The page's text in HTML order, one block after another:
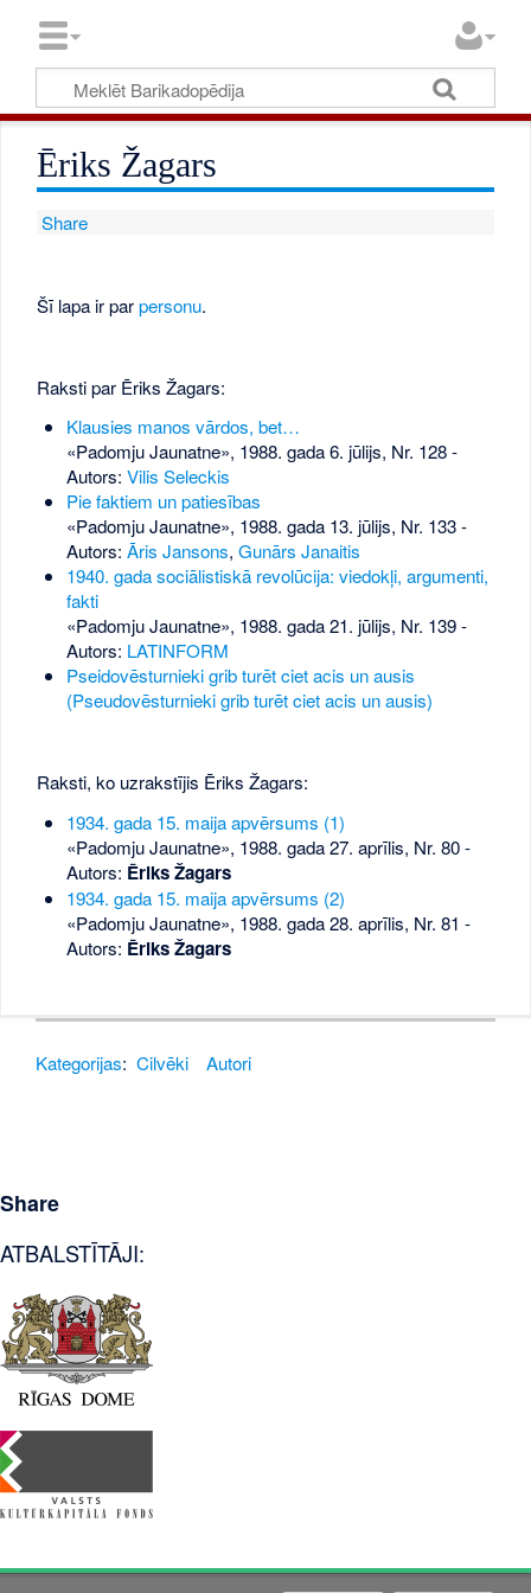
Ēriks Žagars
Share
Šī lapa ir parpersonu.
Raksti par Ēriks Žagars:
Klausies manos vārdos, bet…
«Padomju Jaunatne», 1988. gada 6. jūlijs, Nr. 128-
Autors: Vilis Seleckis
Pie faktiem un patiesības
«Padomju Jaunatne», 1988. gada 13. jūlijs, Nr. 133-
Autors: Āris Jansons, Gunārs Janaitis
1940. gada sociālistiskā revolūcija: viedokļi, argumenti,
fakti
«Padomju Jaunatne», 1988. gada 21. jūlijs, Nr. 139-
Autors: LATINFORM
Pseidovēsturnieki grib turēt ciet acis un ausis
(Pseudovēsturnieki grib turēt ciet acis un ausis)
Raksti, ko uzrakstījis Ēriks Žagars:
1934. gada 15. maija apvērsums (1)
«Padomju Jaunatne», 1988. gada 27. aprīlis, Nr. 80-
Autors: Ēriks Žagars
1934. gada 15. maija apvērsums (2)
«Padomju Jaunatne», 1988. gada 28. aprīlis, Nr. 81 -
Autors: Ēriks Žagars
Kategorijas: Cilvēki Autori
Share
ATBALSTĪTĀJI: